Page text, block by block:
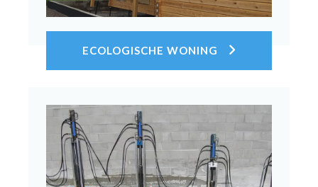
ECOLOGISCHE WONING
Bekijk toepassing